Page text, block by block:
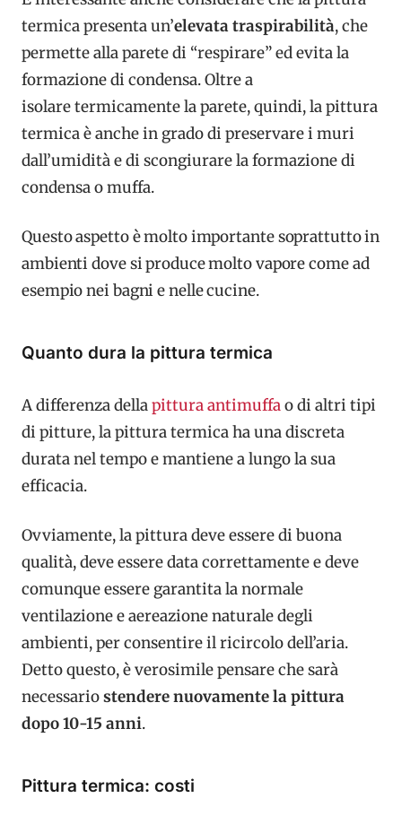
termica presenta un’elevata traspirabilità, che
permette alla parete di “respirare” ed evitala
formazione di condensa. Oltre a
isolaretermicamente la parete, quindi, la pittura
termica è anche in grado di preservare i muri
dall’umidità e di scongiurare la formazione di
condensa o muffa.
Questo aspetto è molto importantesoprattutto in
ambienti dove si produce molto vapore come ad
esempio nei bagnie nelle cucine.
Quanto dura la pittura termica
A differenza dellapittura antimuffao di altri tipi
di pitture, la pittura termica ha una discreta
durata nel tempo e mantiene a lungo la sua
efficacia.
Ovviamente, la pittura deve essere di buona
qualità, deve essere datacorrettamente e deve
comunque essere garantita la normale
ventilazione eaereazione naturale degli
ambienti, per consentire il ricircolo dell’aria.
Dettoquesto, è verosimile pensare che sarà
necessariostendere nuovamente la pittura
dopo 10-15 anni.
Pittura termica: costi